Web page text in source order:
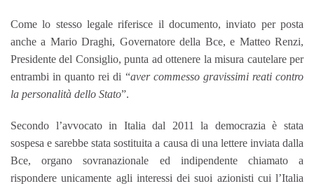
Come lo stesso legale riferisce il documento, inviato per posta
anche a Mario Draghi, Governatore della Bce, e Matteo Renzi,
Presidente del Consiglio, punta ad ottenere la misura cautelare per
entrambi in quanto rei di “aver commesso gravissimi reati contro
la personalità dello Stato”.
Secondo l’avvocato in Italia dal 2011 la democrazia è stata
sospesa e sarebbe stata sostituita a causa di una lettere inviata dalla
Bce, organo sovranazionale ed indipendente chiamato a
rispondere unicamente agli interessi dei suoi azionisti cui l’Italia